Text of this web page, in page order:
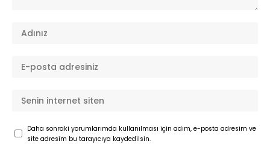
Daha sonraki yorumlarımda kullanılması için adım, e-posta adresim ve
site adresim bu tarayıcıya kaydedilsin.